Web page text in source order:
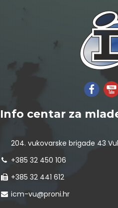
Info centar za
204. vukovarske brigade 43
+385 32 450 106
+385 32 441 612
icm-vu@proni.hr